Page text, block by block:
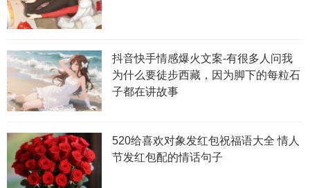
抖音快手情感爆火文案-有很多人问我
为什么要徒步西藏，因为脚下的每粒石
子都在讲故事
520给喜欢对象发红包祝福语大全 情人
节发红包配的情话句子